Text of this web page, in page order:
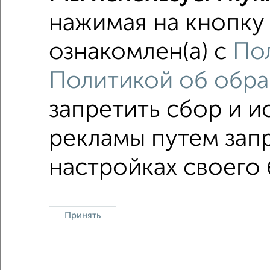
2-к
Поиск по
не
с
Двухкомнатные
Политика конфиденциальности
нажимая на
ознакомлен(а) с
Политикой об
запретить сбор и
рекламы путем
настройках своего
Принять